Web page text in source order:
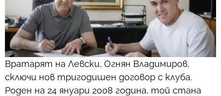
Вратарят на Левски, Огнян Владимиров,
сключи нов тригодишен договор с клуба.
Роден на 24 януари 2008 година, той стана